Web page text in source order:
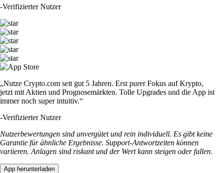
-Verifizierter Nutzer
„Nutze Crypto.com seit gut 5 Jahren. Erst purer Fokus auf Krypto,
jetzt mit Aktien und Prognosemärkten. Tolle Upgrades und die App ist
immer noch super intuitiv.“
-Verifizierter Nutzer
Nutzerbewertungen sind unvergütet und rein individuell. Es gibt keine
Garantie für ähnliche Ergebnisse. Support-Antwortzeiten können
variieren. Anlagen sind riskant und der Wert kann steigen oder fallen.
App herunterladen